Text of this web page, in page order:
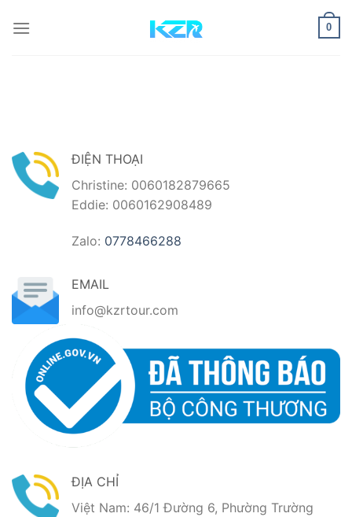
qua
0
ĐIỆN THOẠI
Christine: 0060182879665
Eddie: 0060162908489
Zalo: 0778466288
EMAIL
info@kzrtour.com
ĐỊA CHỈ
Việt Nam: 46/1 Đường 6, Phường Trường